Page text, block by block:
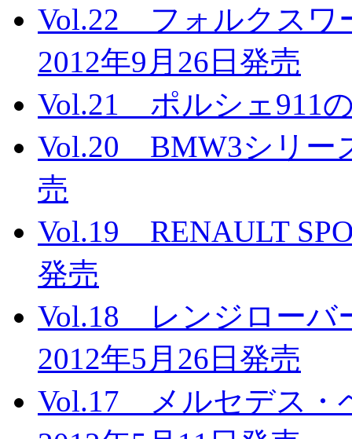
Vol.22 フォルクス
2012年9月26日発売
Vol.21 ポルシェ911
Vol.20 BMW3シリー
売
Vol.19 RENAULT
発売
Vol.18 レンジロー
2012年5月26日発売
Vol.17 メルセデス